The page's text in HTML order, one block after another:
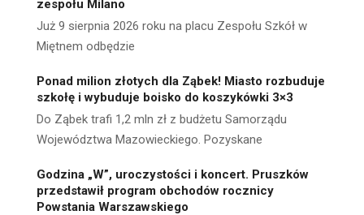
zespołu Milano
Już 9 sierpnia 2026 roku na placu Zespołu Szkół w
Miętnem odbędzie
Ponad milion złotych dla Ząbek! Miasto rozbuduje
szkołę i wybuduje boisko do koszykówki 3×3
Do Ząbek trafi 1,2 mln zł z budżetu Samorządu
Województwa Mazowieckiego. Pozyskane
Godzina „W”, uroczystości i koncert. Pruszków
przedstawił program obchodów rocznicy
Powstania Warszawskiego